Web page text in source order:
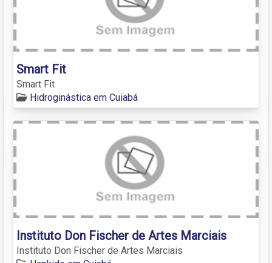
Smart Fit
Smart Fit
Hidroginástica em Cuiabá
Instituto Don Fischer de Artes Marciais
Instituto Don Fischer de Artes Marciais